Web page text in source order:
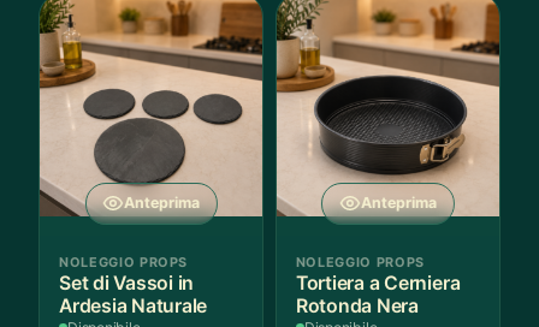
Anteprima
NOLEGGIO PROPS
Set di Vassoi in
Ardesia Naturale
Anteprima
NOLEGGIO PROPS
Tortiera a Cerniera
Rotonda Nera